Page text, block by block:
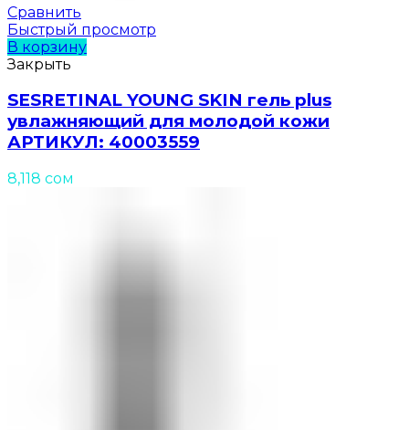
Сравнить
Быстрый просмотр
В корзину
Закрыть
SESRETINAL YOUNG SKIN гель plus
увлажняющий для молодой кожи
АРТИКУЛ: 40003559
8,118 сом